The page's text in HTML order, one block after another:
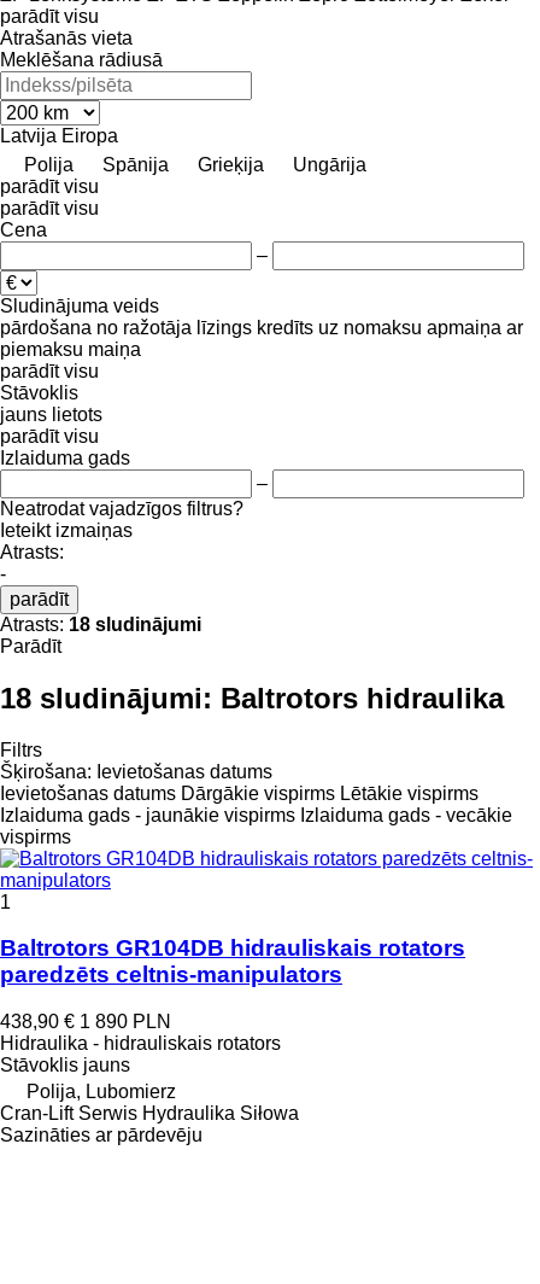
parādīt visu
Atrašanās vieta
Meklēšana rādiusā
Latvija Eiropa
Polija
Spānija Grieķija
Ungārija
parādīt visu
parādīt visu
Cena
–
Sludinājuma veids
pārdošana no ražotāja līzings kredīts uz nomaksu apmaiņa ar
piemaksu maiņa
parādīt visu
Stāvoklis
jauns lietots
parādīt visu
Izlaiduma gads
–
Neatrodat vajadzīgos filtrus?
Ieteikt izmaiņas
Atrasts:
-
parādīt
Atrasts: 18 sludinājumi
Parādīt
18 sludinājumi: Baltrotors hidraulika
Filtrs
Šķirošana: Ievietošanas datums
Ievietošanas datums Dārgākie vispirms Lētākie vispirms
Izlaiduma gads - jaunākie vispirms Izlaiduma gads - vecākie
vispirms
1
Baltrotors GR104DB hidrauliskais rotators
paredzēts celtnis-manipulators
438,90 € 1 890 PLN
Hidraulika - hidrauliskais rotators
Stāvoklis jauns
Polija, Lubomierz
Cran-Lift Serwis Hydraulika Siłowa
Sazināties ar pārdevēju